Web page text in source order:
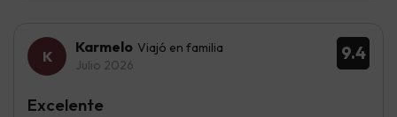
9.4
Karmelo Viajó en familia
Julio 2026
Excelente